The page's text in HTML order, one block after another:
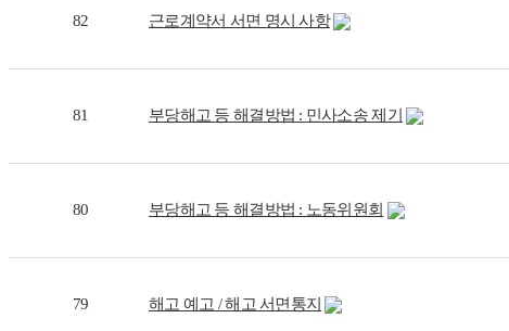
82 근로계약서 서면 명시 사항
81 부당해고 등 해결방법 : 민사소송 제기
80 부당해고 등 해결방법 : 노동위원회
79 해고 예고 / 해고 서면통지